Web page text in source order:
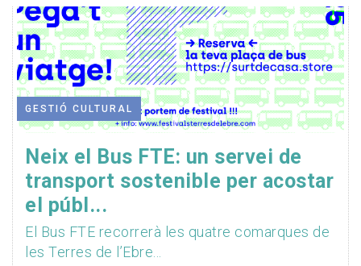
GESTIÓ CULTURAL
Neix el Bus FTE: un servei de
transport sostenible per acostar
el públ...
El Bus FTE recorrerà les quatre comarques de
les Terres de l’Ebre...